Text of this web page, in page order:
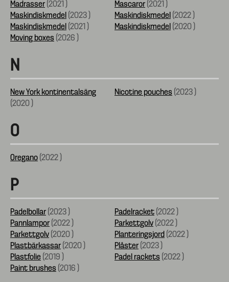
Madrasser (2021 ) Mascaror (2021 )
Maskindiskmedel (2023 ) Maskindiskmedel (2022 )
Maskindiskmedel (2021 ) Maskindiskmedel (2020 )
Moving boxes (2026 )
N
New York kontinentalsäng
(2020 )
Nicotine pouches (2023 )
O
Oregano (2022 )
P
Padelbollar (2023 ) Padelracket (2022 )
Pannlampor (2022 ) Parkettgolv (2022 )
Parkettgolv (2020 ) Planteringsjord (2022 )
Plastbärkassar (2020 ) Plåster (2023 )
Plastfolie (2019 ) Padel rackets (2022 )
Paint brushes (2016 )